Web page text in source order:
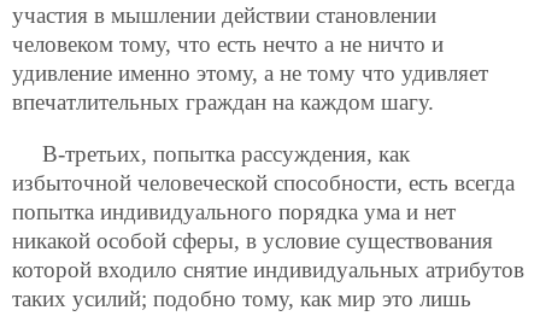
участия в мышлении действии становлении
человеком тому, что есть нечто а не ничто и
удивление именно этому, а не тому что удивляет
впечатлительных граждан на каждом шагу.
В-третьих, попытка рассуждения, как
избыточной человеческой способности, есть всегда
попытка индивидуального порядка ума и нет
никакой особой сферы, в условие существования
которой входило снятие индивидуальных атрибутов
таких усилий; подобно тому, как мир это лишь